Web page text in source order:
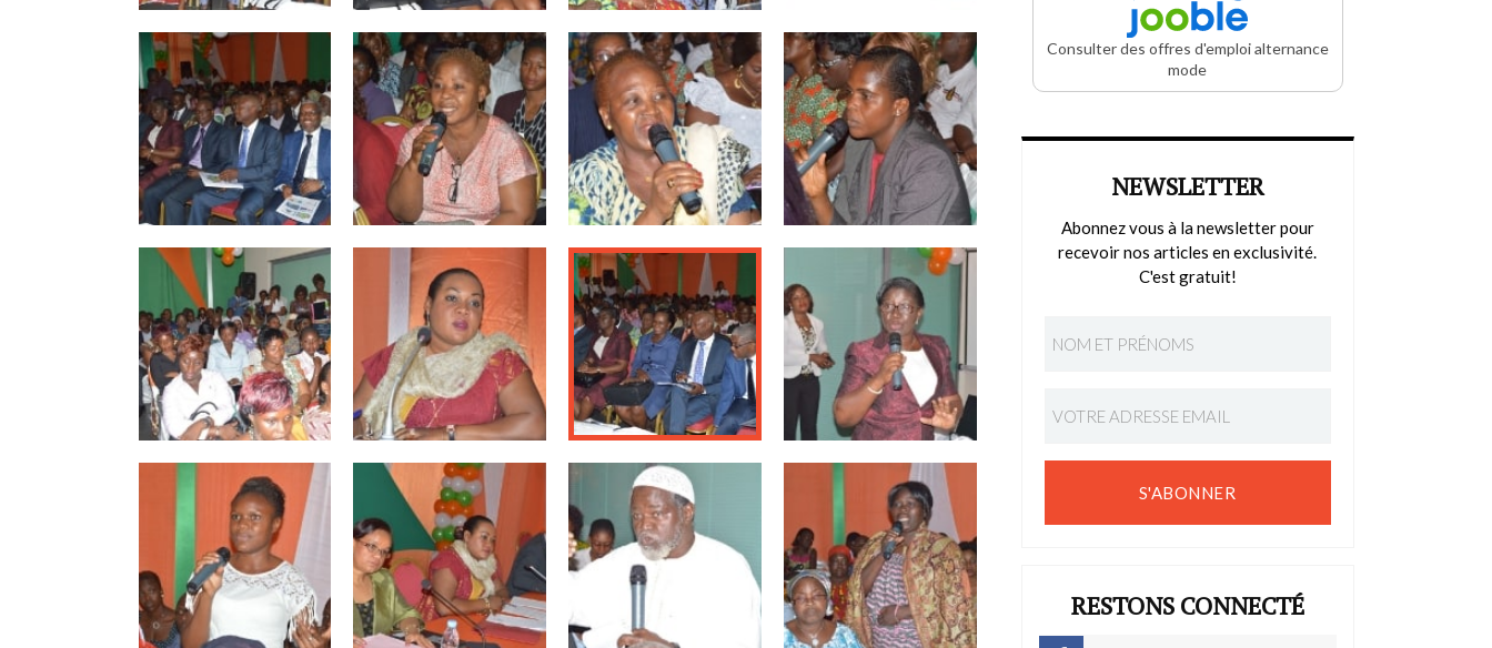
Consulter des offres d'emploi alternance
mode
NEWSLETTER
Abonnez vous à la newsletter pour
recevoir nos articles en exclusivité.
C'est gratuit!
S'ABONNER
RESTONS CONNECTÉ